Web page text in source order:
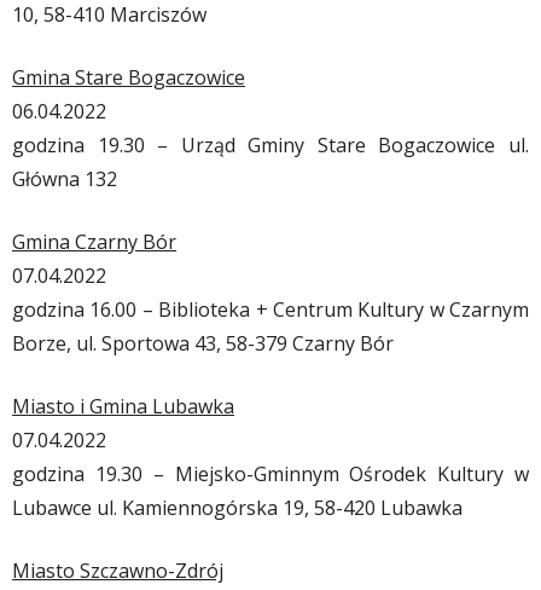
10, 58-410 Marciszów
Gmina Stare Bogaczowice
06.04.2022
godzina 19.30 – Urząd Gminy Stare Bogaczowice ul.
Główna 132
Gmina Czarny Bór
07.04.2022​
godzina 16.00 – Biblioteka + Centrum Kultury w Czarnym
Borze, ul. Sportowa 43, 58-379 Czarny Bór
Miasto i Gmina Lubawka
07.04.2022
godzina 19.30 – Miejsko-Gminnym Ośrodek Kultury w
Lubawce ul. Kamiennogórska 19, 58-420 Lubawka
Miasto Szczawno-Zdrój